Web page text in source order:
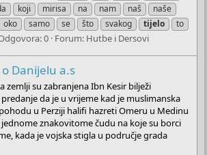
koji mirisa na nam naš
naše
oko samo se što svakog tijelo
to
0 Forum: Hutbe i Dersovi
Danijelu a.s
zemlji su zabranjena Ibn Kesir bilježi
da je u vrijeme kad je muslimanska
u Perziji halifi hazreti Omeru u Medinu
znakovitome čudu na koje su borci
kada je vojska stigla u područje grada